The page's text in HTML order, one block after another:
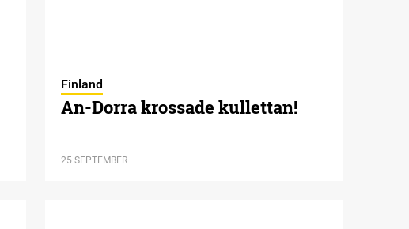
Finland
An-Dorra krossade kullettan!
25 SEPTEMBER